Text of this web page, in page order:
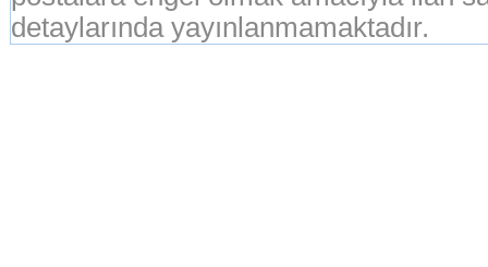
detaylarında yayınlanmamaktadır.